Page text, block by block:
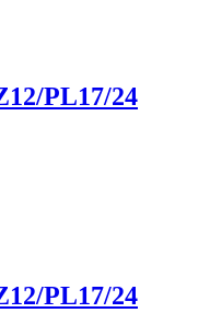
PL17/24
PL17/24